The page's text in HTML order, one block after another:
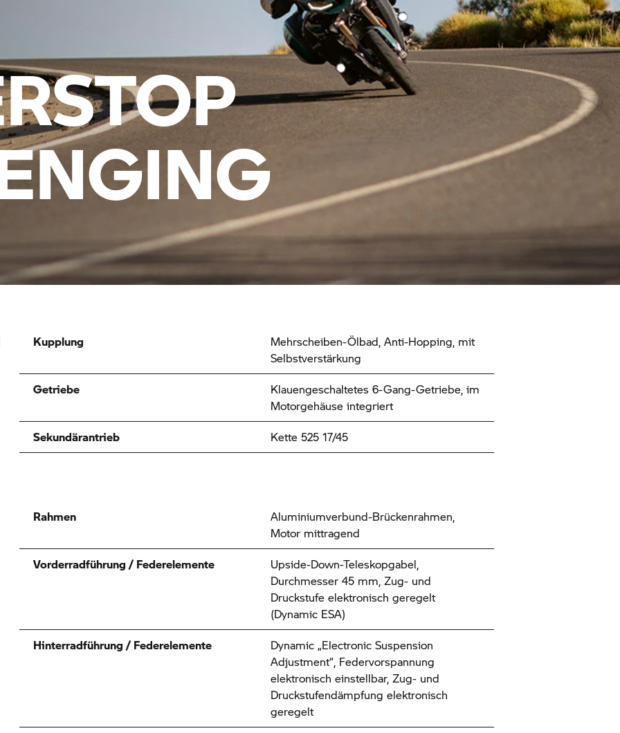
Kupplung
Mehrscheiben-Ölbad, Anti-Hopping, mit
Selbstverstärkung
Getriebe
Klauengeschaltetes 6-Gang-Getriebe, im
Motorgehäuse integriert
Sekundärantrieb
Kette 525 17/45
Rahmen
Aluminiumverbund-Brückenrahmen,
Motor mittragend
Vorderradführung / Federelemente
Upside-Down-Teleskopgabel,
Durchmesser 45 mm, Zug- und
Druckstufe elektronisch geregelt
(Dynamic ESA)
Hinterradführung / Federelemente
Dynamic „Electronic Suspension
Adjustment“, Federvorspannung
elektronisch einstellbar, Zug- und
Druckstufendämpfung elektronisch
geregelt